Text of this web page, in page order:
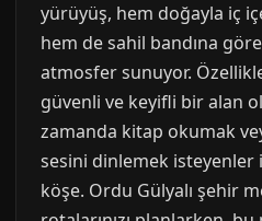
yürüyüş, hem doğayla iç
hem de sahil bandına
atmosfer sunuyor.
güvenli ve keyifli bir alan
zamanda kitap okumak
sesini dinlemek
köşe. Ordu Gülyalı şehir